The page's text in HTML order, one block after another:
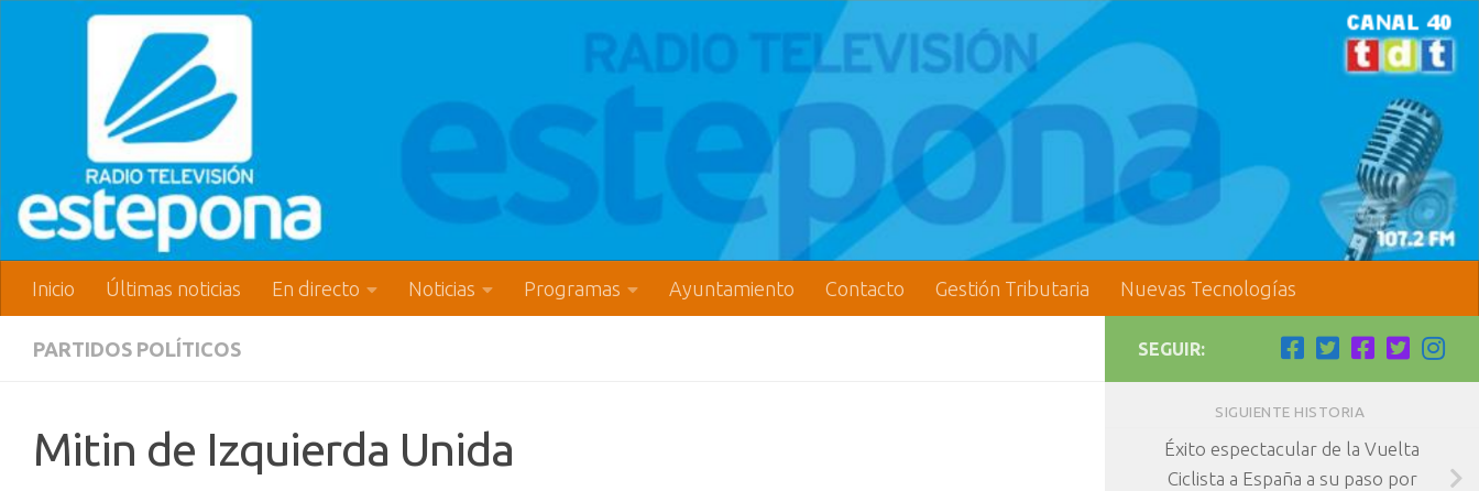
Inicio Últimas noticias En directo Noticias Programas Ayuntamiento Contacto Gestión Tributaria Nuevas Tecnologías
PARTIDOS POLÍTICOS
Mitin de Izquierda Unida
SEGUIR:
SIGUIENTE HISTORIA
Éxito espectacular de la Vuelta
Ciclista a España a su paso por